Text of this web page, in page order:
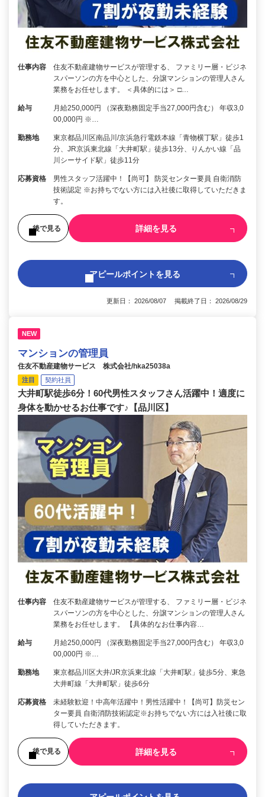
仕事内容
住友不動産建物サービスが管理する、 ファミリー層・ビジネ
スパーソンの方を中心とした、分譲マンションの管理人さん
業務をお任せします。 ＜具体的には＞ □…
給与
月給250,000円 （深夜勤務固定手当27,000円含む） 年収3,0
00,000円 ※…
勤務地
東京都品川区南品川/京浜急行電鉄本線「青物横丁駅」徒歩1
分、JR京浜東北線「大井町駅」徒歩13分、りんかい線「品
川シーサイド駅」徒歩11分
応募資格
男性スタッフ活躍中！【尚可】 防災センター要員 自衛消防
技術認定 ※お持ちでない方には入社後に取得していただきま
す。
後で見る 詳細を見る
アピールポイントを見る
更新日： 2026/08/07 掲載終了日： 2026/08/29
NEW
マンションの管理員
住友不動産建物サービス 株式会社/hka25038a
注目 契約社員
大井町駅徒歩6分！60代男性スタッフさん活躍中！適度に
身体を動かせるお仕事です♪【品川区】
仕事内容
住友不動産建物サービスが管理する、 ファミリー層・ビジネ
スパーソンの方を中心とした、分譲マンションの管理人さん
業務をお任せします。 【具体的なお仕事内容…
給与
月給250,000円 （深夜勤務固定手当27,000円含む） 年収3,0
00,000円 ※…
勤務地
東京都品川区大井/JR京浜東北線「大井町駅」徒歩5分、東急
大井町線「大井町駅」徒歩6分
応募資格
未経験歓迎！中高年活躍中！男性活躍中！【尚可】防災セン
ター要員 自衛消防技術認定※お持ちでない方には入社後に取
得していただきます。
後で見る 詳細を見る